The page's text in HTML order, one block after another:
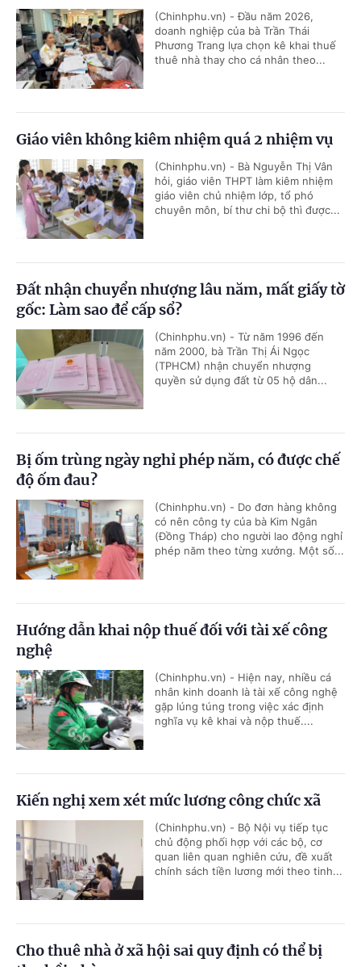
(Chinhphu.vn) - Đầu năm 2026,
doanh nghiệp của bà Trần Thái
Phương Trang lựa chọn kê khai thuế
thuê nhà thay cho cá nhân theo...
Giáo viên không kiêm nhiệm quá 2 nhiệm vụ
(Chinhphu.vn) - Bà Nguyễn Thị Vân
hỏi, giáo viên THPT làm kiêm nhiệm
giáo viên chủ nhiệm lớp, tổ phó
chuyên môn, bí thư chi bộ thì được...
Đất nhận chuyển nhượng lâu năm, mất giấy tờ
gốc: Làm sao để cấp sổ?
(Chinhphu.vn) - Từ năm 1996 đến
năm 2000, bà Trần Thị Ái Ngọc
(TPHCM) nhận chuyển nhượng
quyền sử dụng đất từ 05 hộ dân...
Bị ốm trùng ngày nghỉ phép năm, có được chế
độ ốm đau?
(Chinhphu.vn) - Do đơn hàng không
có nên công ty của bà Kim Ngân
(Đồng Tháp) cho người lao động nghỉ
phép năm theo từng xưởng. Một số...
Hướng dẫn khai nộp thuế đối với tài xế công
nghệ
(Chinhphu.vn) - Hiện nay, nhiều cá
nhân kinh doanh là tài xế công nghệ
gặp lúng túng trong việc xác định
nghĩa vụ kê khai và nộp thuế....
Kiến nghị xem xét mức lương công chức xã
(Chinhphu.vn) - Bộ Nội vụ tiếp tục
chủ động phối hợp với các bộ, cơ
quan liên quan nghiên cứu, đề xuất
chính sách tiền lương mới theo tinh...
Cho thuê nhà ở xã hội sai quy định có thể bị